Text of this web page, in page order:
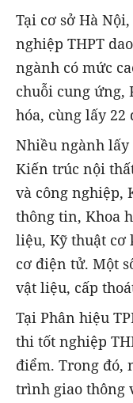
Tại cơ sở Hà
nghiệp THPT
ngành có mức
chuỗi cung ứng,
hóa, cùng lấy 22
Nhiều ngành
Kiến trúc nội
và công nghiệp,
thông tin, Khoa
liệu, Kỹ thuật cơ
cơ điện tử. Một
vật liệu, cấp
Tại Phân hiệu
thi tốt nghiệp
điểm. Trong đó,
trình giao thông